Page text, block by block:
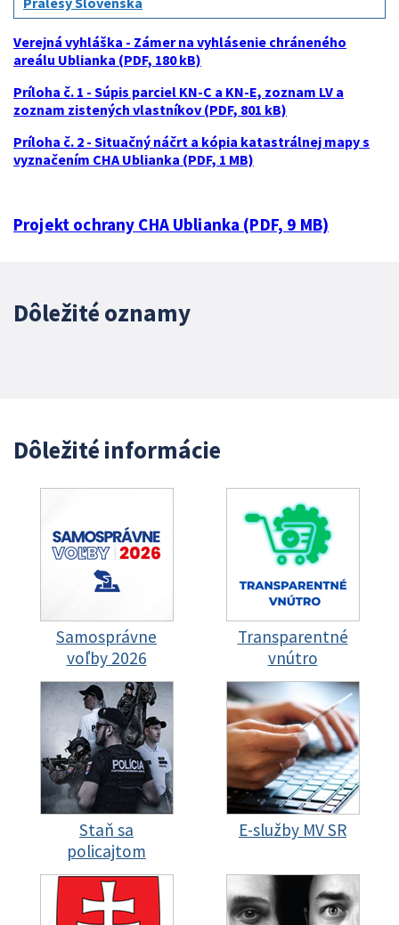
Verejná vyhláška - Zámer na vyhlásenie chráneného
areálu Ublianka (PDF, 180 kB)
Príloha č. 1 - Súpis parciel KN-C a KN-E, zoznam LV a
zoznam zistených vlastníkov (PDF, 801 kB)
Príloha č. 2 - Situačný náčrt a kópia katastrálnej mapy s
vyznačením CHA Ublianka (PDF, 1 MB)
Projekt ochrany CHA Ublianka (PDF, 9 MB)
Dôležité oznamy
Dôležité informácie
Samosprávne
voľby 2026
Transparentné
vnútro
Staň sa
policajtom
E-služby MV SR